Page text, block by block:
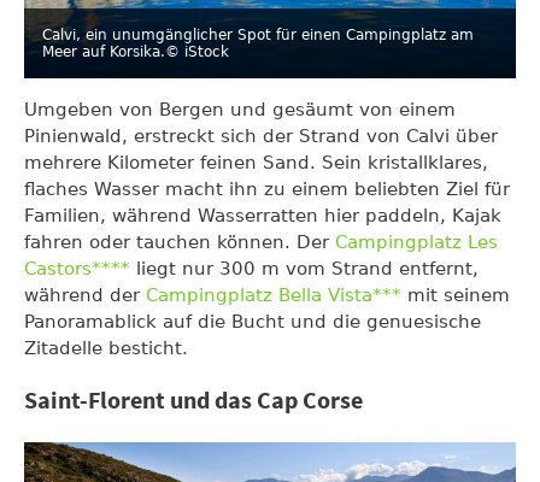
Calvi, ein unumgänglicher Spot für einen Campingplatz am
Meer auf Korsika.© iStock
Umgeben von Bergen und gesäumt von einem
Pinienwald, erstreckt sich der Strand von Calvi über
mehrere Kilometer feinen Sand. Sein kristallklares,
flaches Wasser macht ihn zu einem beliebten Ziel für
Familien, während Wasserratten hier paddeln, Kajak
fahren oder tauchen können. Der Campingplatz Les
Castors**** liegt nur 300 m vom Strand entfernt,
während der Campingplatz Bella Vista*** mit seinem
Panoramablick auf die Bucht und die genuesische
Zitadelle besticht.
Saint-Florent und das Cap Corse